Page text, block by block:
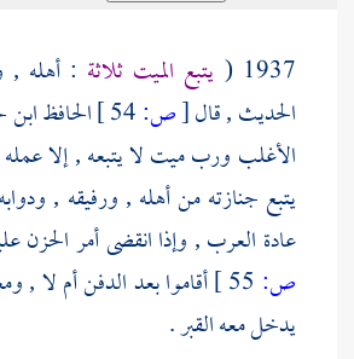
1937 ( يتبع الميت ثلاثة : أهله ,
الحديث , قال[ص: الحافظ
الأغلب ورب ميت لا يتبعه , إلا
يتبع جنازته من أهله , ورفيقه ,
عادة العرب , وإذا انقضى أمر الحزن
ص:
أقاموا بعد الدفن أم لا ,
يدخل معه القبر .